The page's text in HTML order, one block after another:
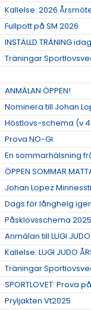
Kallelse: 2026
Fullpott på SM 2026
INSTÄLLD TRÄNING
Träningar
ANMÄLAN ÖPPEN!
Nominera till Johan
Höstlovs-schema (v
Prova NO-GI
En sommarhälsning
ÖPPEN SOMMAR
Johan Lopez
Dags för långhelg
Påsklovsschema 2025
Anmälan till LUGI
Kallelse: LUGI JUDO
Träningar
SPORTLOVET: Prova
Pryljakten Vt2025